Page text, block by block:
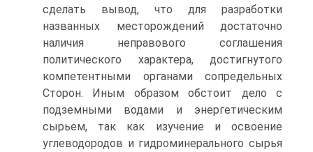
сделать вывод, что для разработки
названных месторождений достаточно
наличия неправового соглашения
политического характера, достигнутого
компетентными органами сопредельных
Сторон. Иным образом обстоит дело с
подземными водами и энергетическим
сырьем, так как изучение и освоение
углеводородов и гидроминерального сырья